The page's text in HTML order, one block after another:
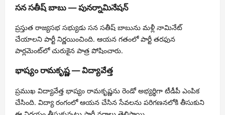
సన సతీష్ బాబు — పునర్నామినేషన్
ప్రస్తుత రాజ్యసభ సభ్యుడు సన సతీష్ బాబును మళ్లీ నామినేట్
చేయాలని పార్టీ నిర్ణయించింది. ఆయన గతంలో పార్టీ తరఫున
పార్లమెంట్‌లో చురుకైన పాత్ర పోషించారు.
భాష్యం రామకృష్ణ — విద్యావేత్త
ప్రముఖ విద్యావేత్త భాష్యం రామకృష్ణను రెండో అభ్యర్థిగా టీడీపీ ఎంపిక
చేసింది. విద్యా రంగంలో ఆయన చేసిన సేవలను పరిగణనలోకి తీసుకుని